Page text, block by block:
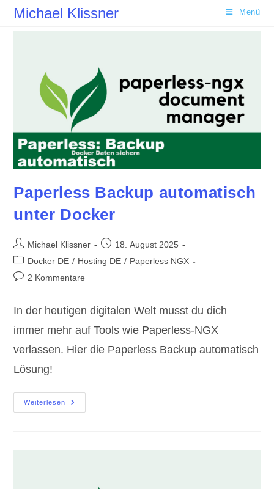
ZumMichael Klissner Menü
Paperless Backup automatisch
unter Docker
Beitrags-
Autor:
Michael Klissner
Beitrag
veröffentlicht:
18. August 2025
Beitrags-
Kategorie:
Docker DE / Hosting DE / Paperless NGX
Beitrags-
2 Kommentare
In der heutigen digitalen Welt musst du dich
immer mehr auf Tools wie Paperless-NGX
verlassen. Hier die Paperless Backup automatisch
Lösung!
Weiterlesen
Paperless
Backup